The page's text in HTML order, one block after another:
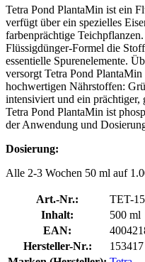
Tetra Pond PlantaMin ist ein
verfügt über ein spezielles
farbenprächtige
Flüssigdünger-Formel die
essentielle Spurenelemente.
versorgt Tetra Pond
hochwertigen Nährstoffen:
intensiviert und ein prächtiger,
Tetra Pond PlantaMin ist
der Anwendung und
Dosierung:
Alle 2-3 Wochen 50 ml auf
Art.-Nr.:
TET-
Inhalt:
500 ml
EAN:
Hersteller-Nr.:
153417